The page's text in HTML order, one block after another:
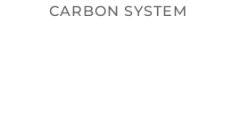
CARBON SYSTEM